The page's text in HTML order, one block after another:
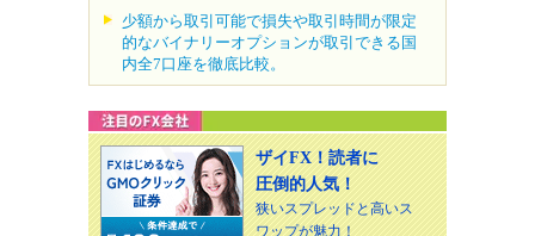
少額から取引可能で損失や取引時間が限定
的なバイナリーオプションが取引できる国
内全7口座を徹底比較。
ザイFX！読者に
圧倒的人気！
狭いスプレッドと高いス
ワップが魅力！